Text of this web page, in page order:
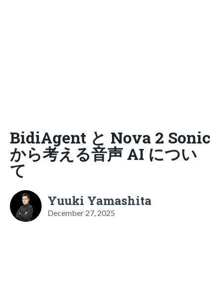
BidiAgent と Nova 2 Sonic
から​考える音声 AI につい
て
Yuuki Yamashita
December 27, 2025